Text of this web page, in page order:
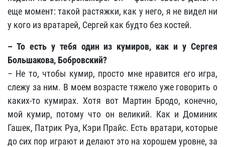
еще момент: такой растяжки, как у него, я не видел ни
у кого из вратарей, Сергей как будто без костей.
– То есть у тебя один из кумиров, как и у Сергея
Большакова, Бобровский?
– Не то, чтобы кумир, просто мне нравится его игра,
слежу за ним. В моем возрасте тяжело уже говорить о
каких-то кумирах. Хотя вот Мартин Бродо, конечно,
мой кумир, потому что он великий. Как и Доминик
Гашек, Патрик Руа, Кэри Прайс. Есть вратари, которые
до сих пор играют и делают это на хорошем уровне, за